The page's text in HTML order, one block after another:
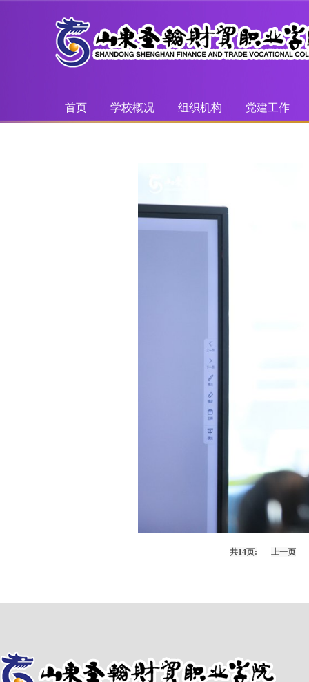
首页 学校概况 组织机构 党建工作
共14页: 上一页